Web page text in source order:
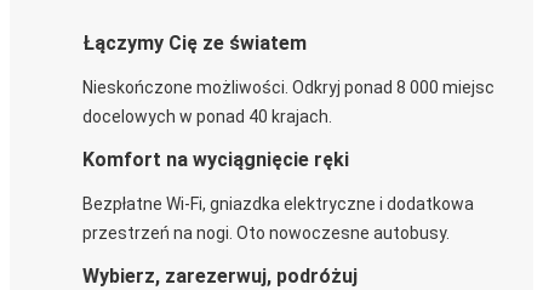
Łączymy Cię ze światem
Nieskończone możliwości. Odkryj ponad 8 000 miejsc
docelowych w ponad 40 krajach.
Komfort na wyciągnięcie ręki
Bezpłatne Wi-Fi, gniazdka elektryczne i dodatkowa
przestrzeń na nogi. Oto nowoczesne autobusy.
Wybierz, zarezerwuj, podróżuj